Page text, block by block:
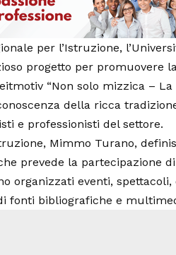
per l’Istruzione,
progetto per promuovere
“Non solo mizzica –
della ricca
e professionisti del settore.
Mimmo Turano,
prevede la partecipazione
organizzati eventi,
fonti bibliografiche e